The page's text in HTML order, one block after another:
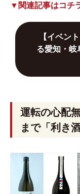
▼関連記事はコチ
【イベン
る愛知・岐
運転の心配
まで「利き